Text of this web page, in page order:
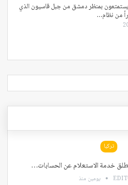
بمنظر دمشق من جبل قاسيون الذي
من نظام…
تركيا
خدمة الاستعلام عن الحسابات…
يومين منذ